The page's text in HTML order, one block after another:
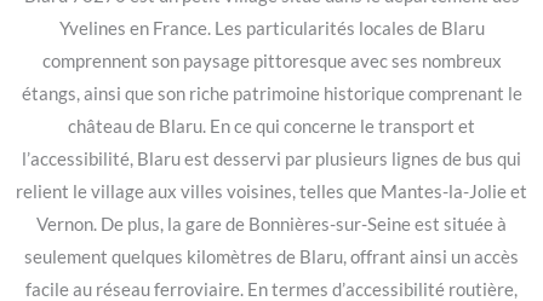
Yvelines en France. Les particularités locales de Blaru
comprennent son paysage pittoresque avec ses nombreux
étangs, ainsi que son riche patrimoine historique comprenant le
château de Blaru. En ce qui concerne le transport et
l’accessibilité, Blaru est desservi par plusieurs lignes de bus qui
relient le village aux villes voisines, telles que Mantes-la-Jolie et
Vernon. De plus, la gare de Bonnières-sur-Seine est située à
seulement quelques kilomètres de Blaru, offrant ainsi un accès
facile au réseau ferroviaire. En termes d’accessibilité routière,